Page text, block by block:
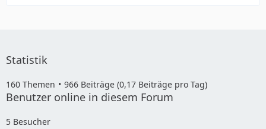
Statistik
160 Themen 966 Beiträge (0,17 Beiträge pro Tag)
Benutzer online in diesem Forum
5 Besucher